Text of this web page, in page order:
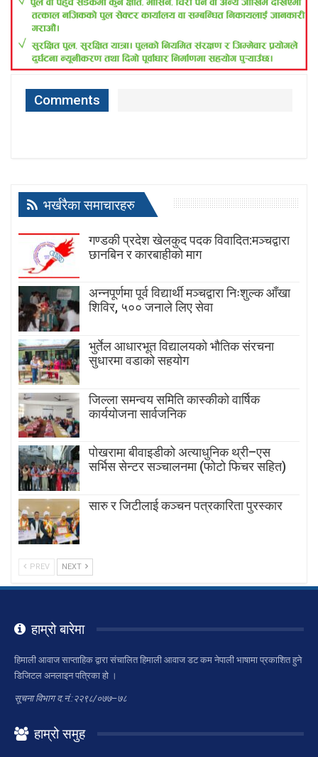
Comments
भर्खरैका समाचारहरु
गण्डकी प्रदेश खेलकुद पदक विवादित:मञ्चद्वारा
छानबिन र कारबाहीको माग
अन्नपूर्णमा पूर्व विद्यार्थी मञ्चद्वारा निःशुल्क आँखा
शिविर, ५०० जनाले लिए सेवा
भुर्तेल आधारभूत विद्यालयको भौतिक संरचना
सुधारमा वडाको सहयोग
जिल्ला समन्वय समिति कास्कीको वार्षिक
कार्ययोजना सार्वजनिक
पोखरामा बीवाइडीको अत्याधुनिक थ्री–एस
सर्भिस सेन्टर सञ्चालनमा (फोटो फिचर सहित)
सारु र जिटीलाई कञ्चन पत्रकारिता पुरस्कार
PREV NEXT
हाम्रो बारेमा
हिमाली आवाज साप्ताहिक द्वारा संचालित हिमाली आवाज डट कम नेपाली भाषामा प्रकाशित हुने
डिजिटल अनलाइन पत्रिका हो ।
सूचना विभाग द.नं.:२२९८/०७७–७८
हाम्रो समुह